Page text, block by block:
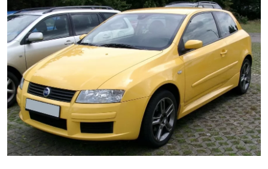
Bakım & Arıza Çözümleri
Elektrikli & Hibrit
Kiralama & Filo
Sürüş & Güvenlik
Lastik & Jant
Yağlar & Sıvılar